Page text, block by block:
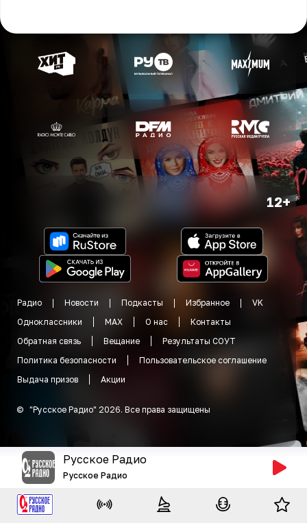
12+
Радио Новости Подкасты Избранное
VK
Одноклассники
MAX О нас
Контакты
Обратная связь
Вещание
Результаты СОУТ
Политика безопасности
Пользовательское соглашение
Выдача призов
Акции
© "Русское Радио" 2026. Все права защищены
Русское Радио
Русское Радио